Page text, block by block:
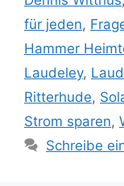
für jeden,
Hammer
Laudeley,
Ritterhude,
Strom sparen,
Schreibe